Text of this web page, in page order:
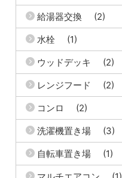
給湯器交換
(2)
水栓
(1)
ウッドデッキ
(2)
レンジフード
(2)
コンロ
(2)
洗濯機置き場
(3)
自転車置き場
(1)